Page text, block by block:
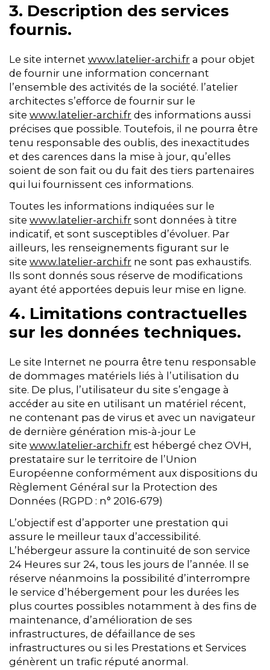
3. Description des services
fournis.
Le site internet www.latelier-archi.fr a pour objet
de fournir une information concernant
l’ensemble des activités de la société. l’atelier
architectes s’efforce de fournir sur le
site www.latelier-archi.fr des informations aussi
précises que possible. Toutefois, il ne pourra être
tenu responsable des oublis, des inexactitudes
et des carences dans la mise à jour, qu’elles
soient de son fait ou du fait des tiers partenaires
qui lui fournissent ces informations.
Toutes les informations indiquées sur le
site www.latelier-archi.fr sont données à titre
indicatif, et sont susceptibles d’évoluer. Par
ailleurs, les renseignements figurant sur le
site www.latelier-archi.fr ne sont pas exhaustifs.
Ils sont donnés sous réserve de modifications
ayant été apportées depuis leur mise en ligne.
4. Limitations contractuelles
sur les données techniques.
Le site Internet ne pourra être tenu responsable
de dommages matériels liés à l’utilisation du
site. De plus, l’utilisateur du site s’engage à
accéder au site en utilisant un matériel récent,
ne contenant pas de virus et avec un navigateur
de dernière génération mis-à-jour Le
site www.latelier-archi.fr est hébergé chez OVH,
prestataire sur le territoire de l’Union
Européenne conformément aux dispositions du
Règlement Général sur la Protection des
Données (RGPD : n° 2016-679)
L’objectif est d’apporter une prestation qui
assure le meilleur taux d’accessibilité.
L’hébergeur assure la continuité de son service
24 Heures sur 24, tous les jours de l’année. Il se
réserve néanmoins la possibilité d’interrompre
le service d’hébergement pour les durées les
plus courtes possibles notamment à des fins de
maintenance, d’amélioration de ses
infrastructures, de défaillance de ses
infrastructures ou si les Prestations et Services
génèrent un trafic réputé anormal.